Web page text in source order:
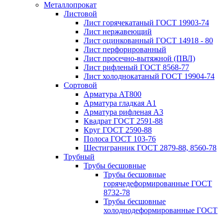
Металлопрокат
Листовой
Лист горячекатаный ГОСТ 19903-74
Лист нержавеющий
Лист оцинкованный ГОСТ 14918 - 80
Лист перфорированный
Лист просечно-вытяжной (ПВЛ)
Лист рифленый ГОСТ 8568-77
Лист холоднокатаный ГОСТ 19904-74
Сортовой
Арматура АТ800
Арматура гладкая А1
Арматура рифленая А3
Квадрат ГОСТ 2591-88
Круг ГОСТ 2590-88
Полоса ГОСТ 103-76
Шестигранник ГОСТ 2879-88, 8560-78
Трубный
Трубы бесшовные
Трубы бесшовные
горячедеформированные ГОСТ
8732-78
Трубы бесшовные
холоднодеформированные ГОСТ